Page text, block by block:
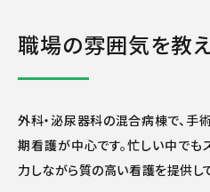
職場の雰囲気を教
外科・泌尿器科の混合病棟で、手
期看護が中心です。忙しい中でも
力しながら質の高い看護を提供し